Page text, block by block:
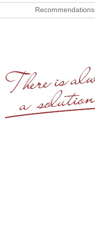
Recommendations